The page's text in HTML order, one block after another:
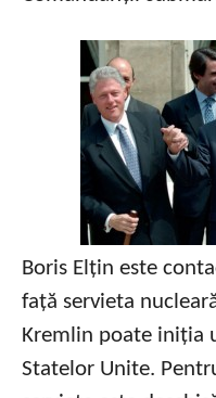
Boris Elțin este
față servieta
Kremlin poate iniția
Statelor Unite.